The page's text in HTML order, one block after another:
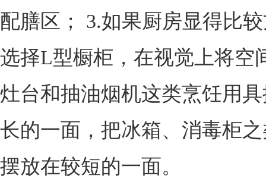
配膳区； 3.如果厨房显得比
选择L型橱柜，在视觉上将空
灶台和抽油烟机这类烹饪用
长的一面，把冰箱、消毒柜
摆放在较短的一面。